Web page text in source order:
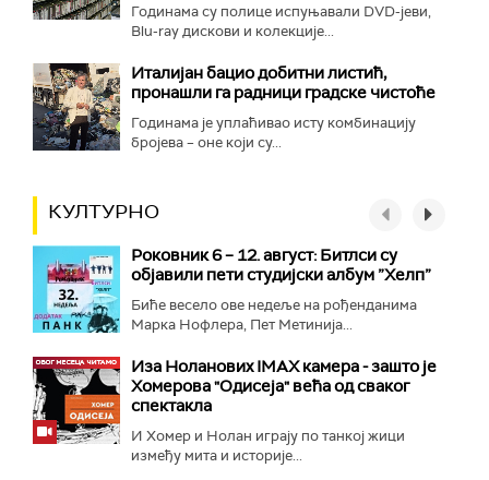
Годинама су полице испуњавали DVD-јеви,
Blu-ray дискови и колекције...
Италијан бацио добитни листић,
пронашли га радници градске чистоће
Годинама је уплаћивао исту комбинацију
бројева – оне који су...
КУЛТУРНО
Роковник 6 – 12. август: Битлси су
објавили пети студијски албум ”Хелп”
Биће весело ове недеље на рођенданима
Марка Нофлера, Пет Метинија...
Иза Ноланових IMAX камера - зашто је
Хомерова "Одисеја" већа од сваког
спектакла
И Хомер и Нолан играју по танкој жици
између мита и историје...